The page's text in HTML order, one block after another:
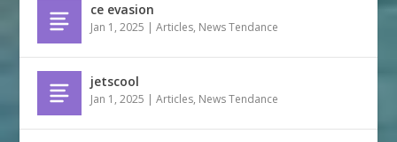
ce evasion
Jan 1, 2025 |Articles, News Tendance
jetscool
Jan 1, 2025 |Articles, News Tendance